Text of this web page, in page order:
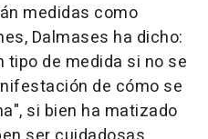
medidas como
Dalmases ha dicho:
de medida si no se
de cómo se
si bien ha matizado